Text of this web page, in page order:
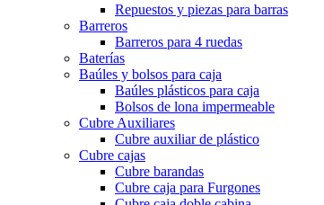
Repuestos y piezas para barras
Barreros
Barreros para 4 ruedas
Baterías
Baúles y bolsos para caja
Baúles plásticos para caja
Bolsos de lona impermeable
Cubre Auxiliares
Cubre auxiliar de plástico
Cubre cajas
Cubre barandas
Cubre caja para Furgones